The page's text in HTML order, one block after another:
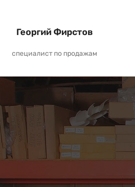
Георгий Фирстов
специалист по продажам